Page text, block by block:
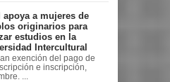
apoya a mujeres de
originarios para
estudios en la
Intercultural
exención del pago de
e inscripción,
...